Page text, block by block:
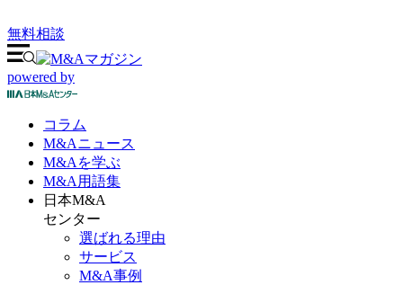
無料相談
powered by
コラム
M&Aニュース
M&Aを学ぶ
M&A 用語集
日本M&A
センター
選ばれる理由
サービス
M&A事例